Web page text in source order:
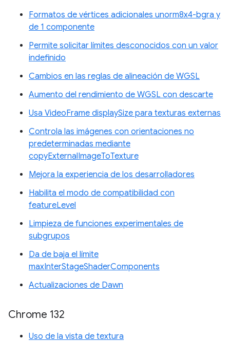
Formatos de vértices adicionales unorm8x4-bgra y
de 1 componente
Permite solicitar límites desconocidos con un valor
indefinido
Cambios en las reglas de alineación de WGSL
Aumento del rendimiento de WGSL con descarte
Usa VideoFrame displaySize para texturas externas
Controla las imágenes con orientaciones no
predeterminadas mediante
copyExternalImageToTexture
Mejora la experiencia de los desarrolladores
Habilita el modo de compatibilidad con
featureLevel
Limpieza de funciones experimentales de
subgrupos
Da de baja el límite
maxInterStageShaderComponents
Actualizaciones de Dawn
Chrome 132
Uso de la vista de textura